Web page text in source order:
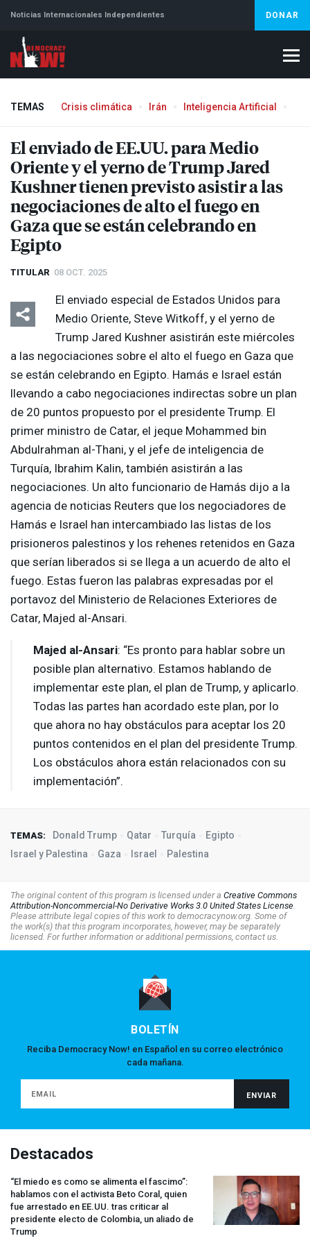
Noticias Internacionales Independientes DONAR
TEMAS Crisis climática Irán Inteligencia Artificial
El enviado de EE.UU. para Medio
Oriente y el yerno de Trump Jared
Kushner tienen previsto asistir a las
negociaciones de alto el fuego en
Gaza que se están celebrando en
Egipto
TITULAR 08 OCT. 2025
El enviado especial de Estados Unidos para
Medio Oriente, Steve Witkoff, y el yerno de
Trump Jared Kushner asistirán este miércoles
a las negociaciones sobre el alto el fuego en Gaza que
se están celebrando en Egipto. Hamás e Israel están
llevando a cabo negociaciones indirectas sobre un plan
de 20 puntos propuesto por el presidente Trump. El
primer ministro de Catar, el jeque Mohammed bin
Abdulrahman al-Thani, y el jefe de inteligencia de
Turquía, Ibrahim Kalin, también asistirán a las
negociaciones. Un alto funcionario de Hamás dijo a la
agencia de noticias Reuters que los negociadores de
Hamás e Israel han intercambiado las listas de los
prisioneros palestinos y los rehenes retenidos en Gaza
que serían liberados si se llega a un acuerdo de alto el
fuego. Estas fueron las palabras expresadas por el
portavoz del Ministerio de Relaciones Exteriores de
Catar, Majed al-Ansari.
Majed al-Ansari: “Es pronto para hablar sobre un
posible plan alternativo. Estamos hablando de
implementar este plan, el plan de Trump, y aplicarlo.
Todas las partes han acordado este plan, por lo
que ahora no hay obstáculos para aceptar los 20
puntos contenidos en el plan del presidente Trump.
Los obstáculos ahora están relacionados con su
implementación”.
TEMAS: Donald Trump Qatar Turquía
Egipto
Israel y Palestina
Gaza Israel Palestina
The original content of this program is licensed under a Creative Commons
Attribution-Noncommercial-No Derivative Works 3.0 United States License.
Please attribute legal copies of this work to democracynow.org. Some of
the work(s) that this program incorporates, however, may be separately
licensed. For further information or additional permissions, contact us.
BOLETÍN
Reciba Democracy Now! en Español en su correo electrónico
cada mañana.
Destacados
“El miedo es como se alimenta el fascimo”:
hablamos con el activista Beto Coral, quien
fue arrestado en EE.UU. tras criticar al
presidente electo de Colombia, un aliado de
Trump